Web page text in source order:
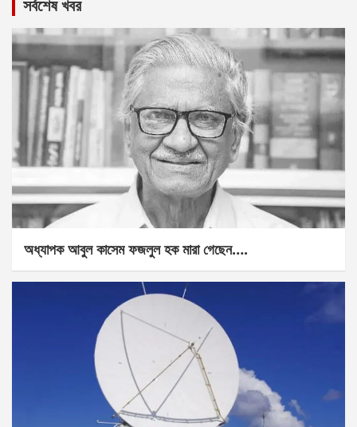
সর্বশেষ খবর
অধ্যাপক আবুল কাসেম ফজলুল হক মারা গেছেন….